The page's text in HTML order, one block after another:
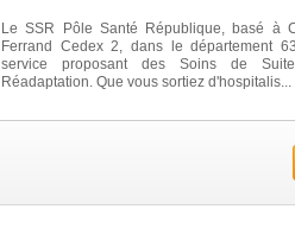
Le SSR Pôle Santé République, basé à
Ferrand Cedex 2, dans le département
service proposant des Soins de
Réadaptation. Que vous sortiez d'hospitalis...